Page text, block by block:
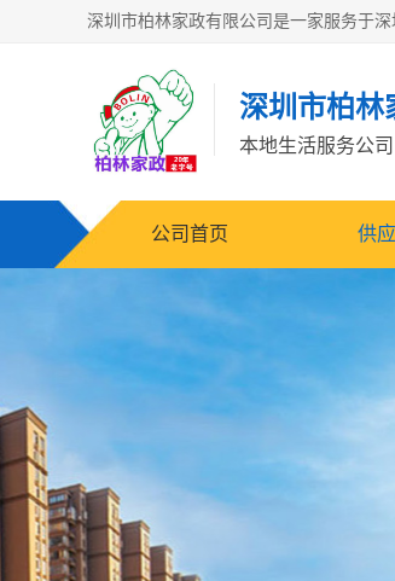
深圳市柏林
本地生活服务公
公司首页 供